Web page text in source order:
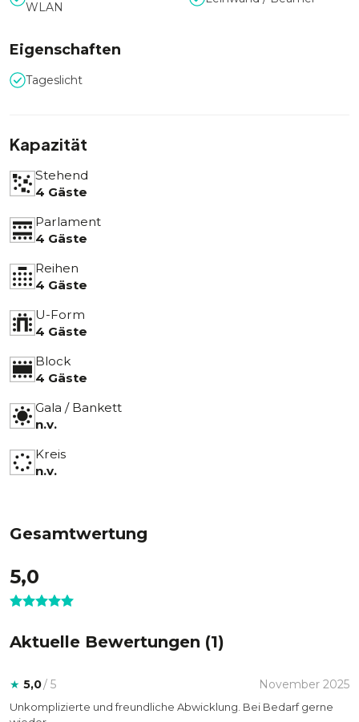
WLAN
Eigenschaften
Tageslicht
Kapazität
Stehend
4 Gäste
Parlament
4 Gäste
Reihen
4 Gäste
U-Form
4 Gäste
Block
4 Gäste
Gala / Bankett
n.v.
Kreis
n.v.
Gesamtwertung
5,0
Aktuelle Bewertungen (1)
★ 5,0/ 5 November 2025
Unkomplizierte und freundliche Abwicklung. Bei Bedarf gerne